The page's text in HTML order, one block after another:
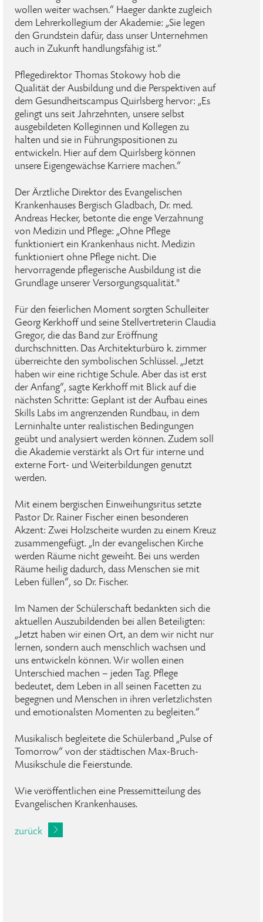
wollen weiter wachsen.“ Haeger dankte zugleich
dem Lehrerkollegium der Akademie: „Sie legen
den Grundstein dafür, dass unser Unternehmen
auch in Zukunft handlungsfähig ist.“
Pflegedirektor Thomas Stokowy hob die
Qualität der Ausbildung und die Perspektiven auf
dem Gesundheitscampus Quirlsberg hervor: „Es
gelingt uns seit Jahrzehnten, unsere selbst
ausgebildeten Kolleginnen und Kollegen zu
halten und sie in Führungspositionen zu
entwickeln. Hier auf dem Quirlsberg können
unsere Eigengewächse Karriere machen.“
Der Ärztliche Direktor des Evangelischen
Krankenhauses Bergisch Gladbach, Dr. med.
Andreas Hecker, betonte die enge Verzahnung
von Medizin und Pflege: „Ohne Pflege
funktioniert ein Krankenhaus nicht. Medizin
funktioniert ohne Pflege nicht. Die
hervorragende pflegerische Ausbildung ist die
Grundlage unserer Versorgungsqualität."
Für den feierlichen Moment sorgten Schulleiter
Georg Kerkhoff und seine Stellvertreterin Claudia
Gregor, die das Band zur Eröffnung
durchschnitten. Das Architekturbüro k. zimmer
überreichte den symbolischen Schlüssel. „Jetzt
haben wir eine richtige Schule. Aber das ist erst
der Anfang“, sagte Kerkhoff mit Blick auf die
nächsten Schritte: Geplant ist der Aufbau eines
Skills Labs im angrenzenden Rundbau, in dem
Lerninhalte unter realistischen Bedingungen
geübt und analysiert werden können. Zudem soll
die Akademie verstärkt als Ort für interne und
externe Fort- und Weiterbildungen genutzt
werden.
Mit einem bergischen Einweihungsritus setzte
Pastor Dr. Rainer Fischer einen besonderen
Akzent: Zwei Holzscheite wurden zu einem Kreuz
zusammengefügt. „In der evangelischen Kirche
werden Räume nicht geweiht. Bei uns werden
Räume heilig dadurch, dass Menschen sie mit
Leben füllen“, so Dr. Fischer.
Im Namen der Schülerschaft bedankten sich die
aktuellen Auszubildenden bei allen Beteiligten:
„Jetzt haben wir einen Ort, an dem wir nicht nur
lernen, sondern auch menschlich wachsen und
uns entwickeln können. Wir wollen einen
Unterschied machen – jeden Tag. Pflege
bedeutet, dem Leben in all seinen Facetten zu
begegnen und Menschen in ihren verletzlichsten
und emotionalsten Momenten zu begleiten.“
Musikalisch begleitete die Schülerband „Pulse of
Tomorrow“ von der städtischen Max-Bruch-
Musikschule die Feierstunde.
Wie veröffentlichen eine Pressemitteilung des
Evangelischen Krankenhauses.
zurück